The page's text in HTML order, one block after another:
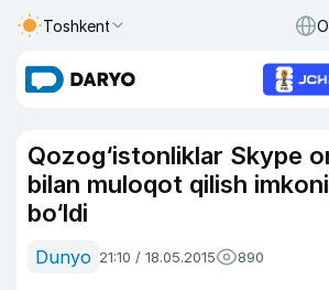
Toshkent
Qozog‘istonliklar Skype
bilan muloqot qilish
bo‘ldi
Dunyo 21:10 / 18.05.2015 890